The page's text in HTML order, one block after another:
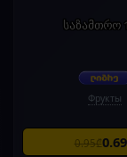
საზამთრო
Фрукты
0.95₾